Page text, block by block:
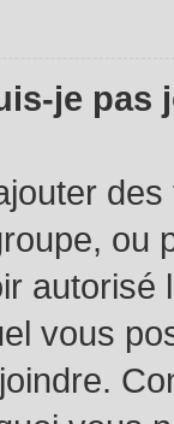
je pas
ou
autorisé
vous